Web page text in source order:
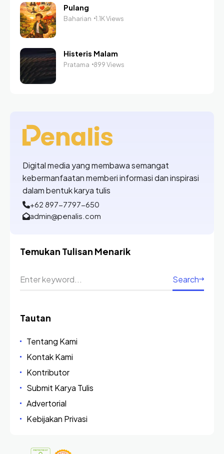
Pulang
Baharian 1.1K Views
Histeris Malam
Pratama 899 Views
Digital media yang membawa semangat
kebermanfaatan memberi informasi dan inspirasi
dalam bentuk karya tulis
+62 897-7797-650
admin@penalis.com
Temukan Tulisan Menarik
Search
Tautan
Tentang Kami
Kontak Kami
Kontributor
Submit Karya Tulis
Advertorial
Kebijakan Privasi